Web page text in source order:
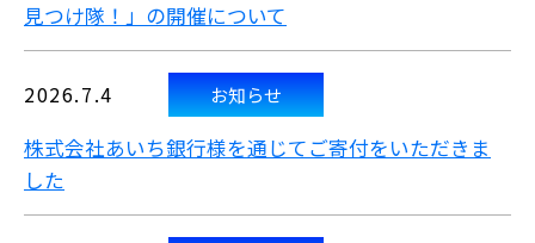
見つけ隊！」の開催について
2026.7.4 お知らせ
株式会社あいち銀行様を通じてご寄付をいただきま
した